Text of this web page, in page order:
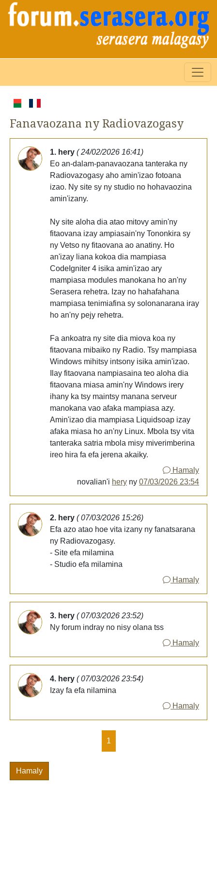
Fanavaozana ny Radiovazogasy
1. hery ( 24/02/2026 16:41)
Eo an-dalam-panavaozana tanteraka ny
Radiovazogasy aho amin'izao fotoana
izao. Ny site sy ny studio no hohavaozina
amin'izany.
Ny site aloha dia atao mitovy amin'ny
fitaovana izay ampiasain'ny Tononkira sy
ny Vetso ny fitaovana ao anatiny. Ho
an'izay liana kokoa dia mampiasa
CodeIgniter 4 isika amin'izao ary
mampiasa modules manokana ho an'ny
Serasera rehetra. Izay no hahafahana
mampiasa tenimiafina sy solonanarana iray
ho an'ny pejy rehetra.
Fa ankoatra ny site dia miova koa ny
fitaovana mibaiko ny Radio. Tsy mampiasa
Windows mihitsy intsony isika amin'izao.
Ilay fitaovana nampiasaina teo aloha dia
fitaovana miasa amin'ny Windows irery
ihany ka tsy maintsy manana serveur
manokana vao afaka mampiasa azy.
Amin'izao dia mampiasa Liquidsoap izay
afaka miasa ho an'ny Linux. Mbola tsy vita
tanteraka satria mbola misy miverimberina
ireo hira fa efa jerena akaiky.
Hamaly
novalian'i hery ny 07/03/2026 23:54
2. hery ( 07/03/2026 15:26)
Efa azo atao hoe vita izany ny fanatsarana
ny Radiovazogasy.
- Site efa milamina
- Studio efa milamina
Hamaly
3. hery ( 07/03/2026 23:52)
Ny forum indray no nisy olana tss
Hamaly
4. hery ( 07/03/2026 23:54)
Izay fa efa nilamina
Hamaly
1
Hamaly